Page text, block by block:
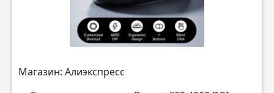
Магазин: Алиэкспресс